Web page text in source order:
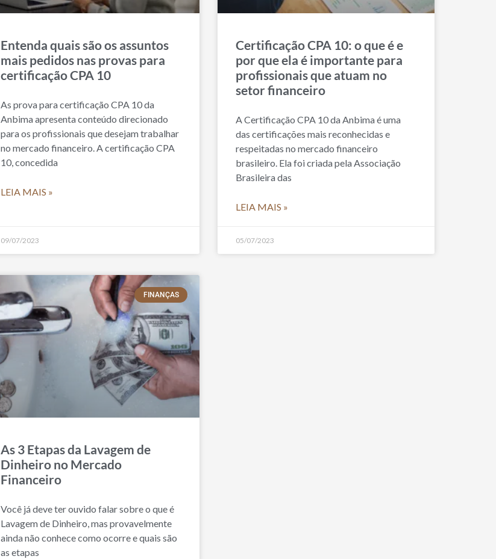
Entenda quais são os assuntos
mais pedidos nas provas para
certificação CPA 10
As prova para certificação CPA 10 da
Anbima apresenta conteúdo direcionado
para os profissionais que desejam trabalhar
no mercado financeiro. A certificação CPA
10, concedida
LEIA MAIS »
09/07/2023
Certificação CPA 10: o que é e
por que ela é importante para
profissionais que atuam no
setor financeiro
A Certificação CPA 10 da Anbima é uma
das certificações mais reconhecidas e
respeitadas no mercado financeiro
brasileiro. Ela foi criada pela Associação
Brasileira das
LEIA MAIS »
05/07/2023
FINANÇAS
As 3 Etapas da Lavagem de
Dinheiro no Mercado
Financeiro
Você já deve ter ouvido falar sobre o que é
Lavagem de Dinheiro, mas provavelmente
ainda não conhece como ocorre e quais são
as etapas